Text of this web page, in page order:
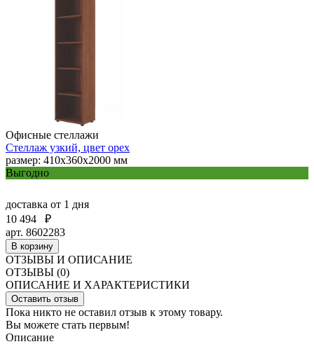
Офисные стеллажи
Стеллаж узкий, цвет орех
размер: 410x360x2000 мм
Выгодно
доставка от 1 дня
10 494
₽
арт. 8602283
В корзину
ОТЗЫВЫ И ОПИСАНИЕ
ОТЗЫВЫ (0)
ОПИСАНИЕ И ХАРАКТЕРИСТИКИ
Оставить отзыв
Пока никто не оставил отзыв к этому товару.
Вы можете стать первым!
Описание